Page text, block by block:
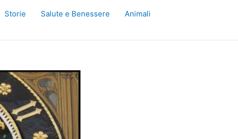
Storie Salute e Benessere
Animali